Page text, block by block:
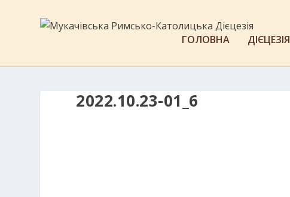
ГОЛОВНА ДІЄЦЕЗІЯ
2022.10.23-01_6